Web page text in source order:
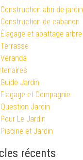
Construction abri de jardin
Construction de cabanon
Élagage et abattage arbre
Terrasse
Véranda
Guide Jardin
Elagage et Compagnie
Question Jardin
Pour Le Jardin
Piscine et Jardin
récents